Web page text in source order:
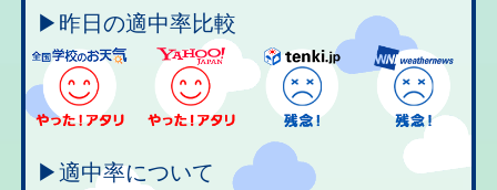
▶昨日の適中率比較
▶適中率について